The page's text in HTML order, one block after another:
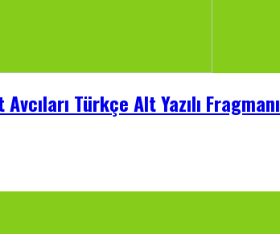
Türkçe Alt Yazılı Fragmanı